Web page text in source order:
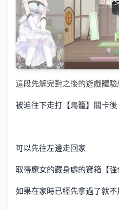
這段先解完對之後的遊戲體
被迫往下走打【鳥籠】關卡後
可以先往左邊走回家
取得魔女的藏身處的寶箱【強
如果在家時已經先拿過了就